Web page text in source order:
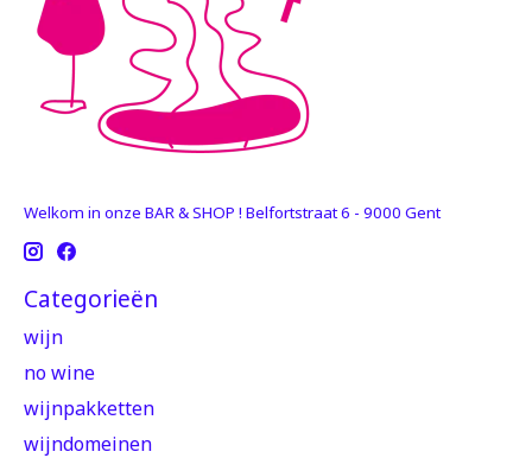
Welkom in onze BAR & SHOP ! Belfortstraat 6 - 9000 Gent
Categorieën
wijn
no wine
wijnpakketten
wijndomeinen